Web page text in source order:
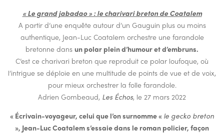
« Le grand jabadao » : le charivari breton de Coatalem
A partir d’une enquête autour d’un Gauguin plus ou moins
authentique, Jean-Luc Coatalem orchestre une farandole
bretonne dans un polar plein d’humour et d’embruns.
C’est ce charivari breton que reproduit ce polar loufoque, où
l’intrigue se déploie en une multitude de points de vue et de voix,
pour mieux orchestrer la folle farandole.
Adrien Gombeaud, Les Échos, le 27 mars 2022
« Écrivain-voyageur, celui que l’on surnomme « le gecko breton
», Jean-Luc Coatalem s’essaie dans le roman policier, façon